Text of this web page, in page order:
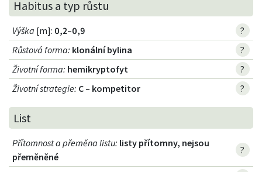
Habitus a typ růstu
Výška [m]: 0,2–0,9
?
Růstová forma: klonální bylina
?
Životní forma: hemikryptofyt
?
Životní strategie: C – kompetitor ?
List
Přítomnost a přeměna listu: listy přítomny, nejsou
přeměněné
?